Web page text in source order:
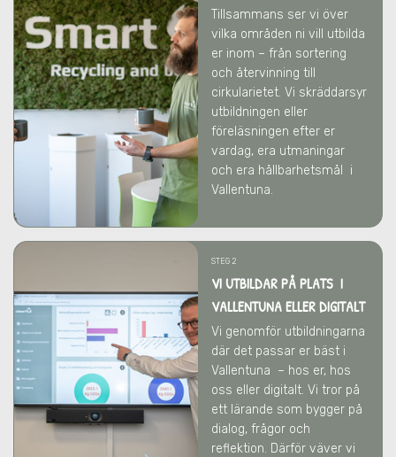
Tillsammans ser vi över
vilka områden ni vill utbilda
er inom – från sortering
och återvinning till
cirkularietet. Vi skräddarsyr
utbildningen eller
föreläsningen efter er
vardag, era utmaningar
och era hållbarhetsmål
i
Vallentuna.
STEG 2
VI UTBILDAR PÅ PLATS I
VALLENTUNA ELLER DIGITALT
Vi genomför utbildningarna
där det passar er bäst i
Vallentuna – hos er, hos
oss eller digitalt. Vi tror på
ett lärande som bygger på
dialog, frågor och
reflektion. Därför väver vi